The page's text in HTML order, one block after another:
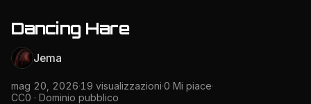
Dancing Hare
Jema
mag 20, 2026·19 visualizzazioni·0 Mi piace·
CC0 · Dominio pubblico